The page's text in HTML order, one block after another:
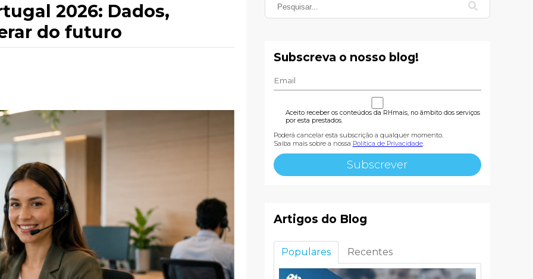
2026: Dados,
do futuro
Subscreva o nosso blog!
Aceito receber os conteúdos da RHmais, no âmbito dos serviços
por esta prestados.
Poderá cancelar esta subscrição a qualquer momento.
Saiba mais sobre a nossa Política de Privacidade.
Artigos do Blog
Populares Recentes